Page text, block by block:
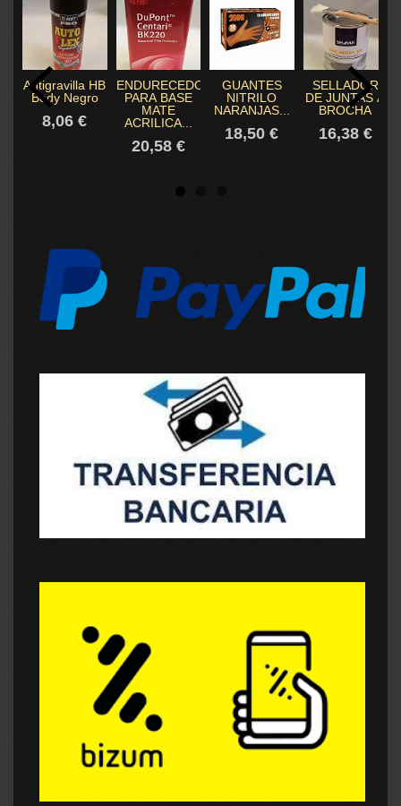
Antigravilla HB
Body Negro
8,06 €
ENDURECEDOR
PARA BASE
MATE
ACRILICA...
20,58 €
GUANTES
NITRILO
NARANJAS...
18,50 €
SELLADOR
DE JUNTAS A
BROCHA
16,38 €